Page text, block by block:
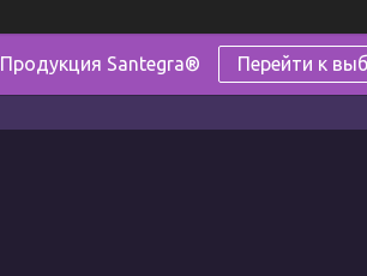
Продукция Santegra® Перейти к